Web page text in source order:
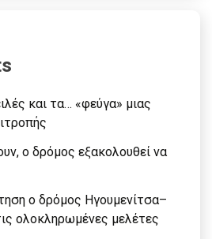
και τα… «φεύγα» μιας
ο δρόμος εξακολουθεί να
ο δρόμος Ηγουμενίτσα–
ολοκληρωμένες μελέτες